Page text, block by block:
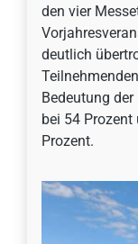
den vier
deutlich
Bedeutung
bei 54
Prozent.